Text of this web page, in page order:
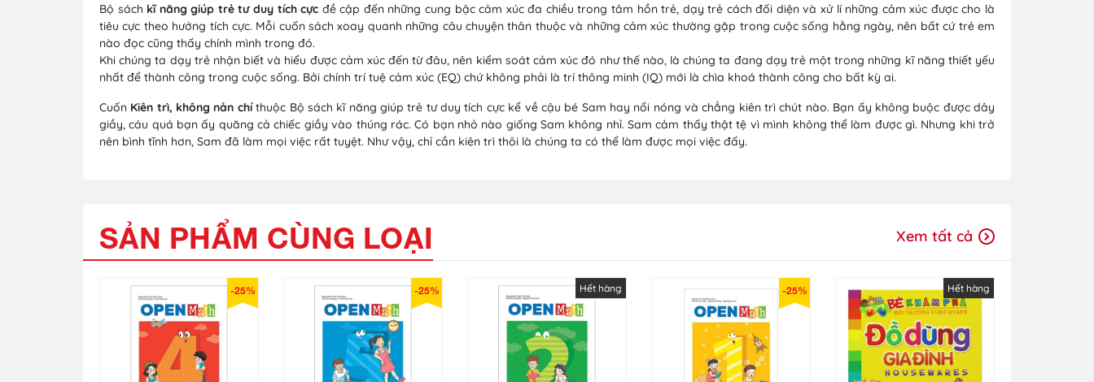
Bộ sách kĩ năng giúp trẻ tư duy tích cực đề cập đến những cung bậc cảm xúc đa chiều trong tâm hồn trẻ, dạy trẻ cách đối diện và xử lí những cảm xúc được cho là
tiêu cực theo hướng tích cực. Mỗi cuốn sách xoay quanh những câu chuyện thân thuộc và những cảm xúc thường gặp trong cuộc sống hằng ngày, nên bất cứ trẻ em
nào đọc cũng thấy chính mình trong đó.
Khi chúng ta dạy trẻ nhận biết và hiểu được cảm xúc đến từ đâu, nên kiểm soát cảm xúc đó như thế nào, là chúng ta đang dạy trẻ một trong những kĩ năng thiết yếu
nhất để thành công trong cuộc sống. Bởi chính trí tuệ cảm xúc (EQ) chứ không phải là trí thông minh (IQ) mới là chìa khoá thành công cho bất kỳ ai.
Cuốn Kiên trì, không nản chíthuộc Bộ sách kĩ năng giúp trẻ tư duy tích cực kể về cậu bé Sam hay nổi nóng và chẳng kiên trì chút nào. Bạn ấy không buộc được dây
giầy, cáu quá bạn ấy quăng cả chiếc giầy vào thúng rác. Có bạn nhỏ nào giống Sam không nhỉ. Sam cảm thấy thật tệ vì mình không thể làm được gì. Nhưng khi trở
nên bình tĩnh hơn, Sam đã làm mọi việc rất tuyệt. Như vậy, chỉ cần kiên trì thôi là chúng ta có thể làm được mọi việc đấy.
SẢN PHẨM CÙNG LOẠI Xem tất cả
-25% -25% Hết hàng -25% Hết hàng